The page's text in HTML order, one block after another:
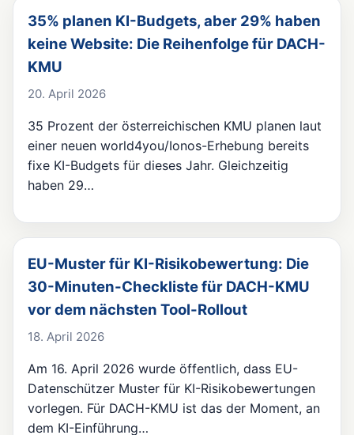
35% planen KI-Budgets, aber 29% haben
keine Website: Die Reihenfolge für DACH-
KMU
20. April 2026
35 Prozent der österreichischen KMU planen laut
einer neuen world4you/Ionos-Erhebung bereits
fixe KI-Budgets für dieses Jahr. Gleichzeitig
haben 29…
EU-Muster für KI-Risikobewertung: Die
30-Minuten-Checkliste für DACH-KMU
vor dem nächsten Tool-Rollout
18. April 2026
Am 16. April 2026 wurde öffentlich, dass EU-
Datenschützer Muster für KI-Risikobewertungen
vorlegen. Für DACH-KMU ist das der Moment, an
dem KI-Einführung…